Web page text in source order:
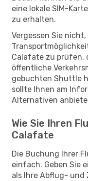
eine lokale SIM-
zu erhalten.
Vergessen Sie
Calafate zu prüfen,
öffentliche
gebuchten Shuttle
sollte Ihnen am
Alternativen
Wie Sie Ihren
Calafate
Die Buchung Ihrer
einfach. Geben Sie
als Ihre Abflug- und